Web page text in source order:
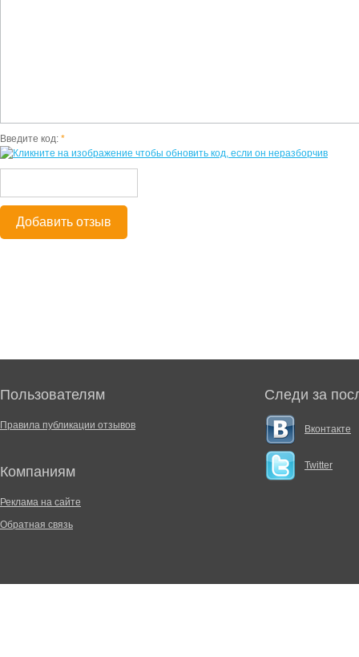
Введите код: *
Добавить отзыв
Пользователям
Правила публикации отзывов
Компаниям
Реклама на сайте
Обратная связь
Следи за
Вконтакте
Twitter